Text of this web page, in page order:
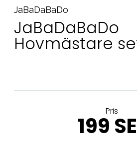
JaBaDaBaDo
JaBaDaBaDo
Hovmästare
Pris
199
Kontakta oss